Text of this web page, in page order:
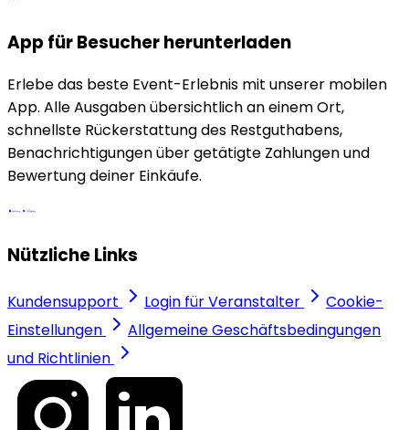
App für Besucher herunterladen
Erlebe das beste Event-Erlebnis mit unserer mobilen
App. Alle Ausgaben übersichtlich an einem Ort,
schnellste Rückerstattung des Restguthabens,
Benachrichtigungen über getätigte Zahlungen und
Bewertung deiner Einkäufe.
Nützliche Links
Kundensupport Login für Veranstalter
Cookie-
Einstellungen
Allgemeine Geschäftsbedingungen
und Richtlinien